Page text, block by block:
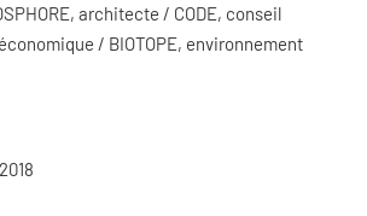
architecte / CODE, conseil
/ BIOTOPE, environnement